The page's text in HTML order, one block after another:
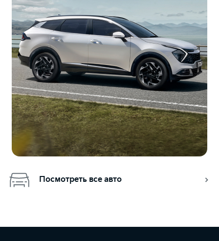
Посмотреть все авто